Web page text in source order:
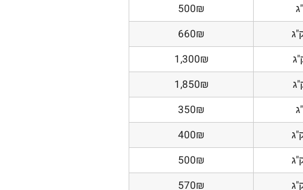
500₪
660₪
1,300₪
1,850₪
350₪
400₪
500₪
570₪